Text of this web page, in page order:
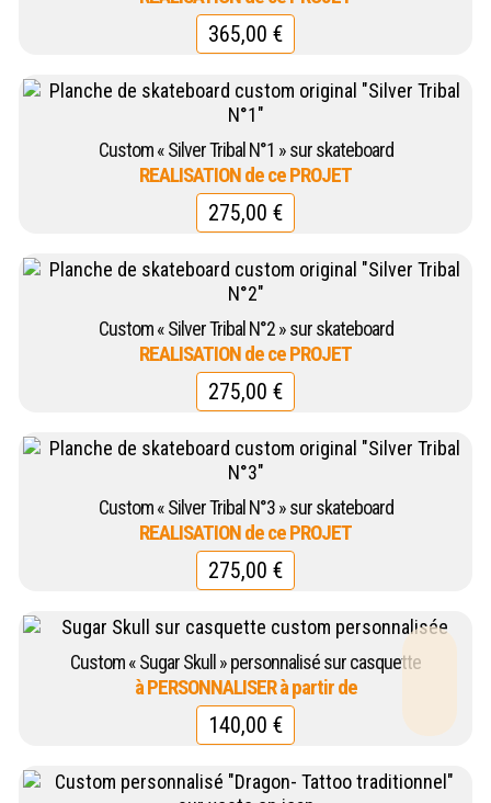
365,00 €
Custom « Silver Tribal N°1 » sur skateboard
275,00 €
Custom « Silver Tribal N°2 » sur skateboard
275,00 €
Custom « Silver Tribal N°3 » sur skateboard
275,00 €
Custom « Sugar Skull » personnalisé sur casquette
140,00 €